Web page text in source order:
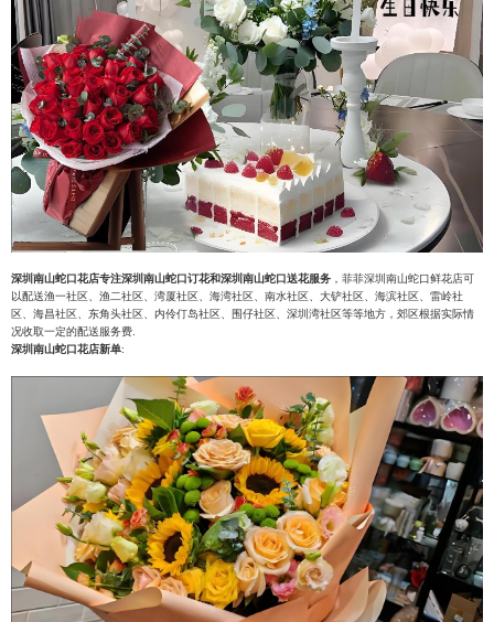
深圳南山蛇口花店专注深圳南山蛇口订花和深圳南山蛇口送花服务 ，菲菲深圳南山蛇口鲜花店可
以配送渔一社区、渔二社区、湾厦社区、海湾社区、南水社区、大铲社区、海滨社区、雷岭社
区、海昌社区、东角头社区、内伶仃岛社区、围仔社区、深圳湾社区等等地方，郊区根据实际情
况收取一定的配送服务费.
深圳南山蛇口花店新单: